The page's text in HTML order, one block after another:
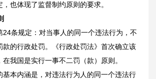
也体现了监督制约原则的要求。
24条规定：对当事人的同一个违法行为，不
款的行政处罚。《行政处罚法》首次确立该
我国是实行一事不二罚（款）原则。
基本内涵是，对违法行为人的同一个违法行